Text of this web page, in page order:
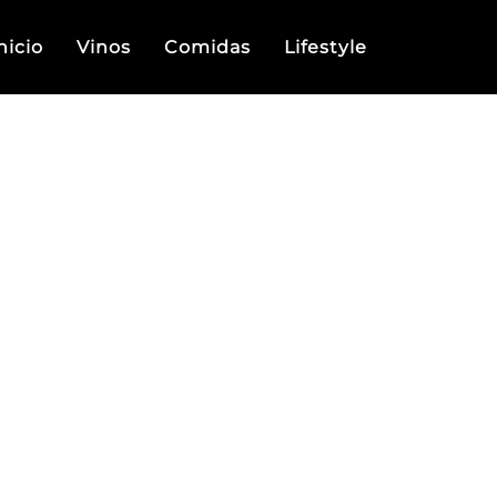
Vinos Comidas Lifestyle